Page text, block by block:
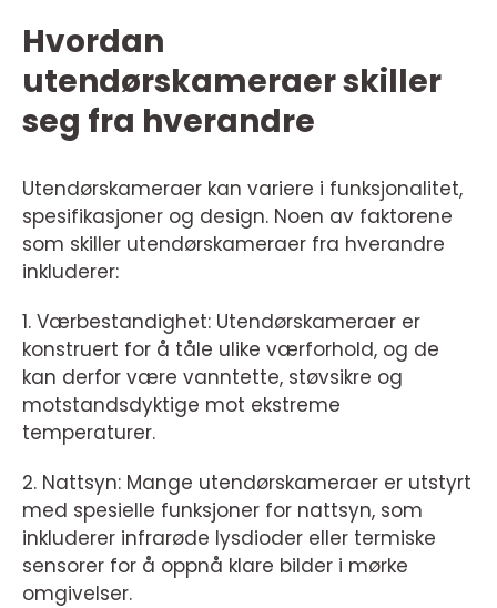
Hvordan
utendørskameraer skiller
seg fra hverandre
Utendørskameraer kan variere i funksjonalitet,
spesifikasjoner og design. Noen av faktorene
som skiller utendørskameraer fra hverandre
inkluderer:
1. Værbestandighet: Utendørskameraer er
konstruert for å tåle ulike værforhold, og de
kan derfor være vanntette, støvsikre og
motstandsdyktige mot ekstreme
temperaturer.
2. Nattsyn: Mange utendørskameraer er utstyrt
med spesielle funksjoner for nattsyn, som
inkluderer infrarøde lysdioder eller termiske
sensorer for å oppnå klare bilder i mørke
omgivelser.